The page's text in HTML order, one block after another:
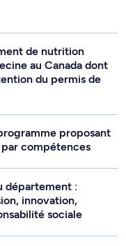
de nutrition
au Canada dont
du permis de
proposant
compétences
département :
innovation,
sociale